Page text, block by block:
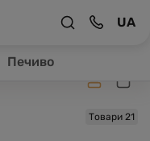
UA
Печиво
оброблене в
Товари 21